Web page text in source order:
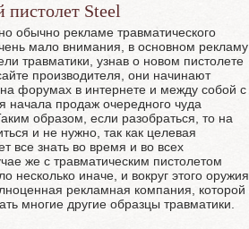
пистолет Steel
обычно рекламе травматического
мало внимания, в основном рекламу
травматики, узнав о новом пистолете
производителя, они начинают
форумах в интернете и между собой с
начала продаж очередного чуда
образом, если разобраться, то на
и не нужно, так как целевая
все знать во время и во всех
же с травматическим пистолетом
несколько иначе, и вокруг этого оружия
рекламная компания, которой
многие другие образцы травматики.